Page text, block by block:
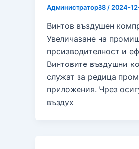
Администратор88 / 2024-
Винтов въздушен
Увеличаване на
производителност и
Винтовите въздушни
служат за редица
приложения. Чрез
въздух